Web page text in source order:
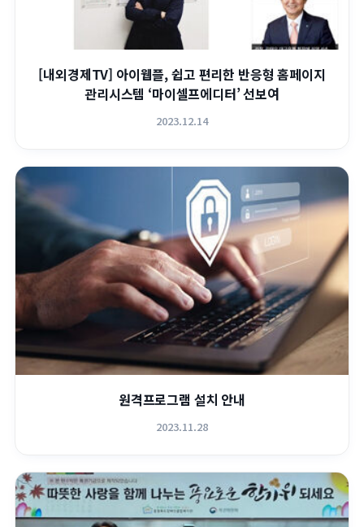
[내외경제TV] 아이웹플, 쉽고 편리한 반응형 홈페이지
관리시스템 ‘마이셀프에디터’ 선보여
2023.12.14
원격프로그램 설치 안내
2023.11.28